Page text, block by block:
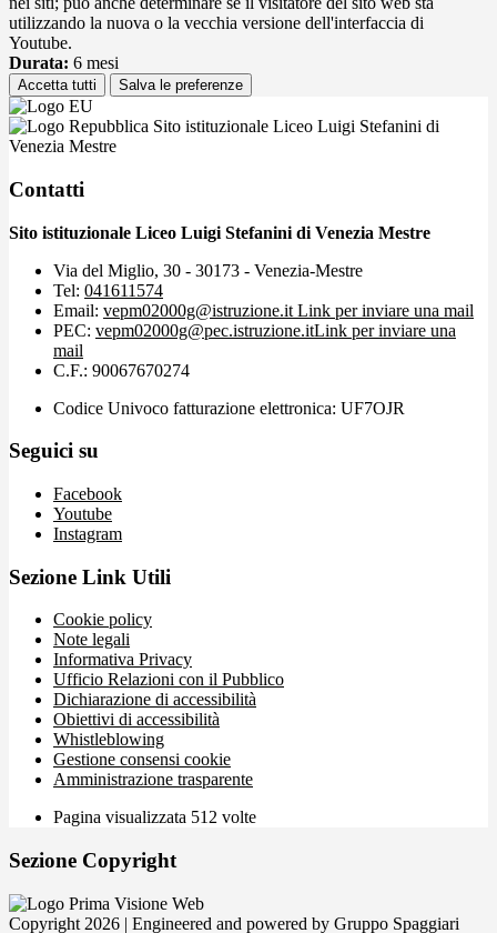
utilizzando la nuova o la vecchia versione dell'interfaccia di
Youtube.
Durata: 6 mesi
Accetta tutti Salva le preferenze
Sito istituzionale Liceo Luigi Stefanini di
Venezia Mestre
Contatti
Sito istituzionale Liceo Luigi Stefanini di Venezia Mestre
Via del Miglio, 30 - 30173 - Venezia-Mestre
Tel: 041611574
Email: vepm02000g@istruzione.it Link per inviare una mail
PEC: vepm02000g@pec.istruzione.itLink per inviare una
mail
C.F.: 90067670274
Codice Univoco fatturazione elettronica: UF7OJR
Seguici su
Facebook
Youtube
Instagram
Sezione Link Utili
Cookie policy
Note legali
Informativa Privacy
Ufficio Relazioni con il Pubblico
Dichiarazione di accessibilità
Obiettivi di accessibilità
Whistleblowing
Gestione consensi cookie
Amministrazione trasparente
Pagina visualizzata 512 volte
Sezione Copyright
Copyright 2026 | Engineered and powered by Gruppo Spaggiari